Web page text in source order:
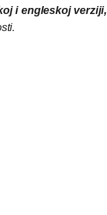
i engleskoj verziji,